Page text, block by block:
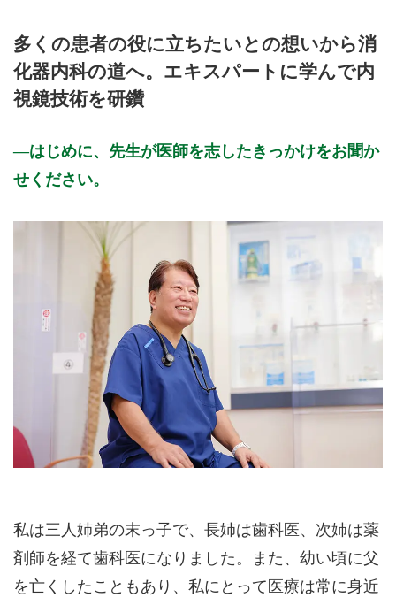
多くの患者の役に立ちたいとの想いから消
化器内科の道へ。エキスパートに学んで内
視鏡技術を研鑽
はじめに、先生が医師を志したきっかけをお聞か
せください。
私は三人姉弟の末っ子で、長姉は歯科医、次姉は薬
剤師を経て歯科医になりました。また、幼い頃に父
を亡くしたこともあり、私にとって医療は常に身近